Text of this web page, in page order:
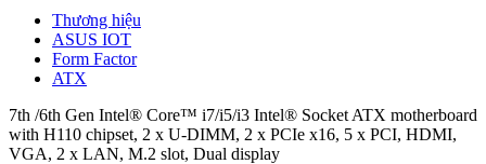
Thương hiệu
ASUS IOT
Form Factor
ATX
7th /6th Gen Intel® Core™ i7/i5/i3 Intel® Socket ATX motherboard
with H110 chipset, 2 x U-DIMM, 2 x PCIe x16, 5 x PCI, HDMI,
VGA, 2 x LAN, M.2 slot, Dual display